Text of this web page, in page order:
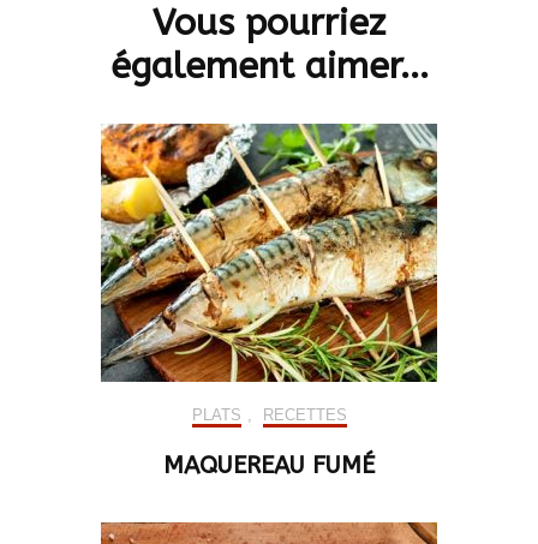
Vous pourriez
également aimer...
PLATS , RECETTES
MAQUEREAU FUMÉ